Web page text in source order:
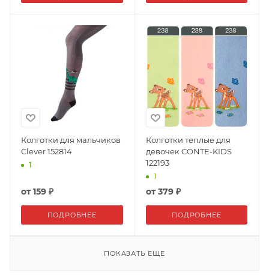
Колготки для мальчиков
Clever 152814
1
от159 ₽
ПОДРОБНЕЕ
Колготки теплые для
девочек CONTE-KIDS
122193
1
от379 ₽
ПОДРОБНЕЕ
ПОКАЗАТЬ ЕЩЕ